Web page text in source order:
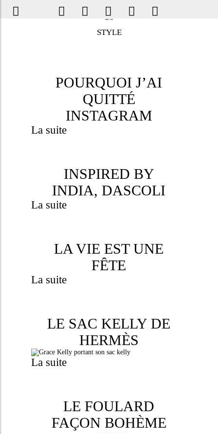
STYLE
POURQUOI J’AI
QUITTÉ
INSTAGRAM
La suite
INSPIRED BY
INDIA, DASCOLI
La suite
LA VIE EST UNE
FÊTE
La suite
LE SAC KELLY DE
HERMÈS
La suite
LE FOULARD
FAÇON BOHÈME